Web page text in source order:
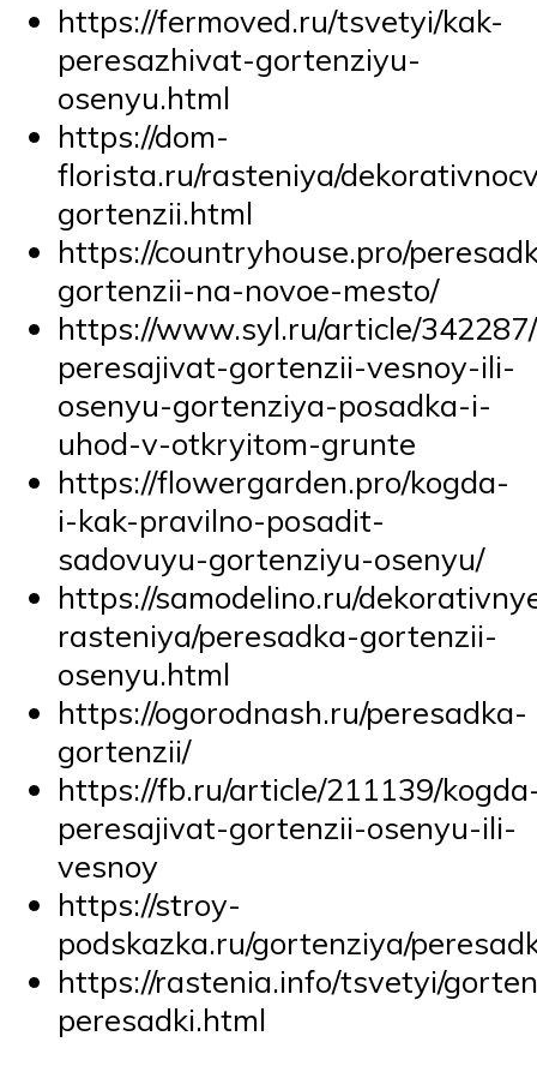
https://fermoved.ru/tsvetyi/kak-
peresazhivat-gortenziyu-
osenyu.html
https://dom-
florista.ru/rasteniya/
gortenzii.html
https://countryhouse.pro/
gortenzii-na-novoe-mesto/
https://www.syl.ru/article/
peresajivat-gortenzii-vesnoy-ili-
osenyu-gortenziya-posadka-i-
uhod-v-otkryitom-grunte
https://flowergarden.pro/kogda-
i-kak-pravilno-posadit-
sadovuyu-gortenziyu-osenyu/
https://samodelino.ru/
rasteniya/peresadka-gortenzii-
osenyu.html
https://ogorodnash.ru/peresadka-
gortenzii/
https://fb.ru/article/211139/
peresajivat-gortenzii-osenyu-ili-
vesnoy
https://stroy-
podskazka.ru/gortenziya/
https://rastenia.info/tsvetyi/
peresadki.html